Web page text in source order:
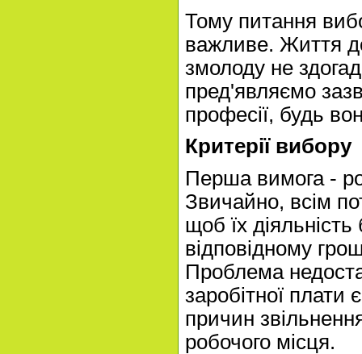
Тому питання
важливе. Життя
змолоду не
пред'являємо
професії, будь
Критерії вибору
Перша вимога -
Звичайно, всім
щоб їх
відповідному
Проблема
заробітної плати
причин
робочого місця.